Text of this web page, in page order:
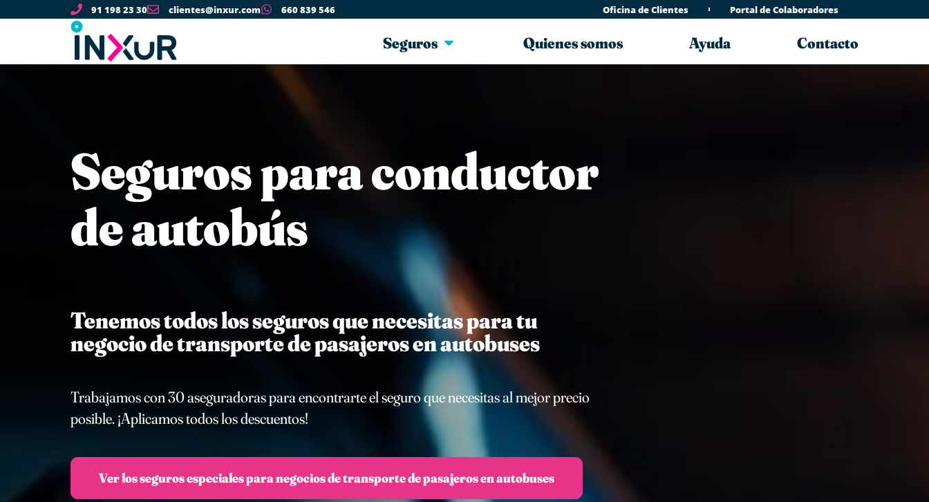
91 198 23 30 clientes@inxur.com 660 839 546 Oficina de Clientes Portal de Colaboradores
Seguros Quienes somos Ayuda Contacto
Seguros para conductor
de autobús
Tenemos todos los seguros que necesitas para tu
negocio de transporte de pasajeros en autobuses
Trabajamos con 30 aseguradoras para encontrarte el seguro que necesitas al mejor precio
posible. ¡Aplicamos todos los descuentos!
Ver los seguros especiales para negocios de transporte de pasajeros en autobuses